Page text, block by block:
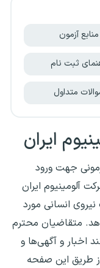
منابع آزمون
ثبت نام
متداول
ایران
جهت ورود
آلومینیوم ایران
انسانی مورد
متقاضیان محترم
اخبار و آگهی‌ها و
طریق این صفحه